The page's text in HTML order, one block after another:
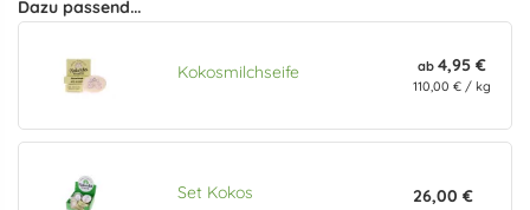
Dazu passend...
Kokosmilchseife ab 4,95 €
110,00 € / kg
Set Kokos 26,00 €